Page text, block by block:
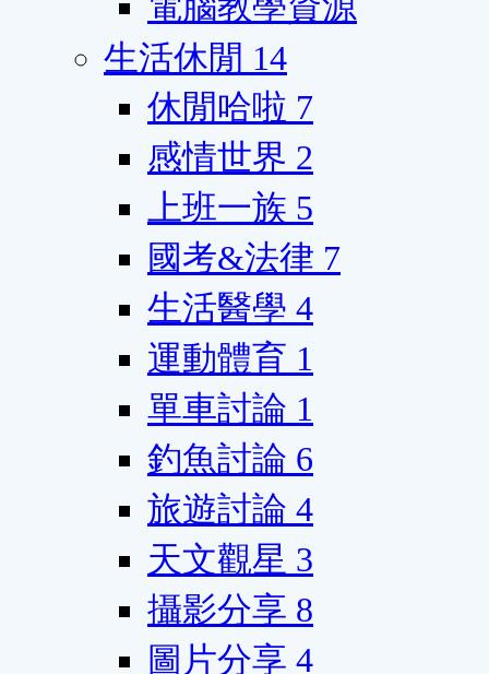
生活休閒 14
休閒哈啦 7
感情世界 2
上班一族 5
國考&法律 7
生活醫學 4
運動體育 1
單車討論 1
釣魚討論 6
旅遊討論 4
天文觀星 3
攝影分享 8
圖片分享 4